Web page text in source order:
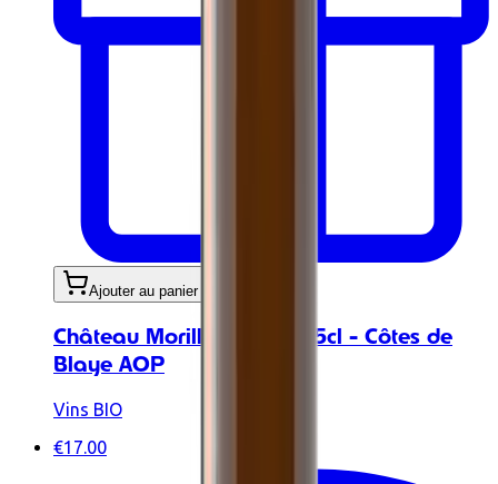
Ajouter au panier
Château Morillon rouge 75cl - Côtes de
Blaye AOP
Vins BIO
€17.00